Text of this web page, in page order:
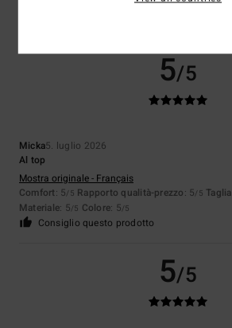
5/5
Micka5. luglio 2026
Al top
Mostra originale - Français
Comfort: 5/5 Rapporto qualità-prezzo: 5/5 Taglia
Materiale: 5/5 Colore: 5/5
Consiglio questo prodotto
5/5